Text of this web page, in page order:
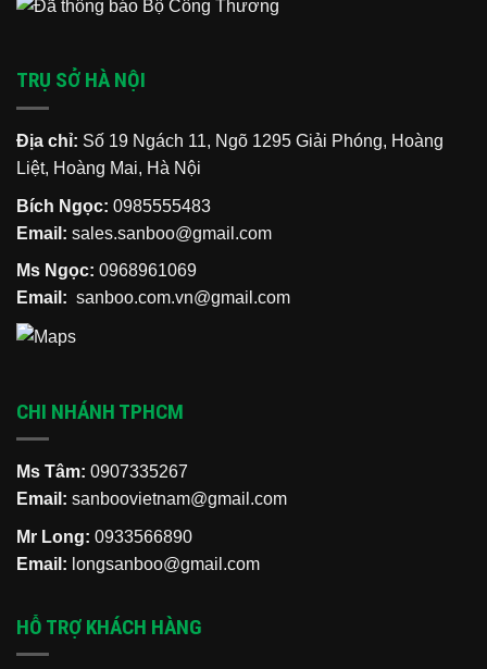
TRỤ SỞ HÀ NỘI
Địa chỉ: Số 19 Ngách 11, Ngõ 1295 Giải Phóng, Hoàng
Liệt, Hoàng Mai, Hà Nội
Bích Ngọc: 0985555483
Email: sales.sanboo@gmail.com
Ms Ngọc: 0968961069
Email: sanboo.com.vn@gmail.com
CHI NHÁNH TPHCM
Ms Tâm: 0907335267
Email: sanboovietnam@gmail.com
Mr Long: 0933566890
Email: longsanboo@gmail.com
HỖ TRỢ KHÁCH HÀNG